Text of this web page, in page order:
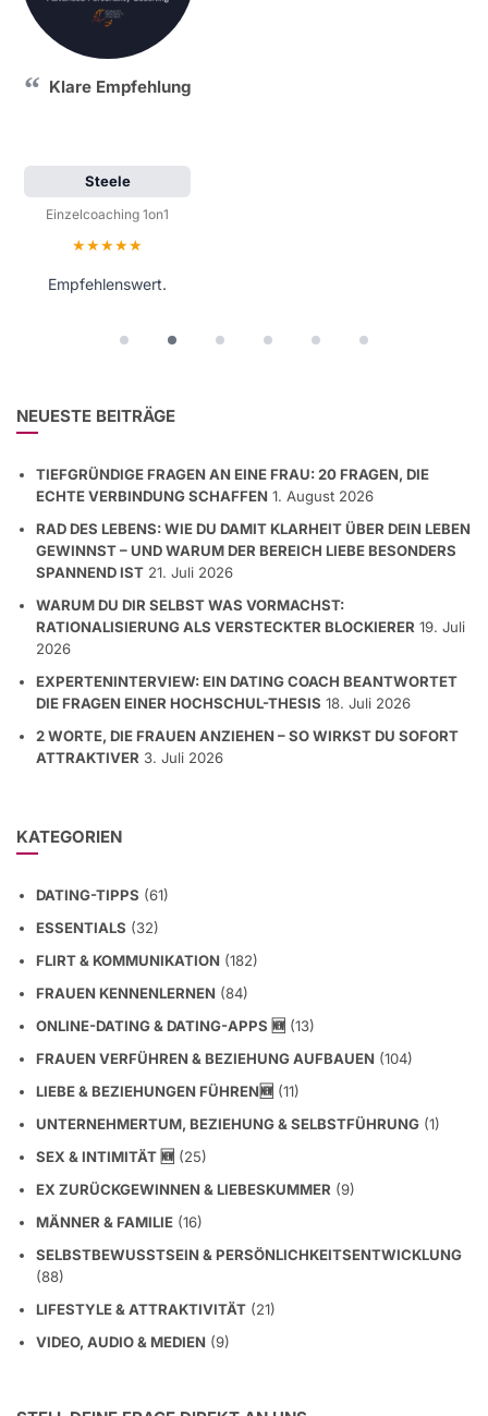
Klare Empfehlung
Steele
Einzelcoaching 1on1
Bewertung: 5 von 5 Sternen
Empfehlenswert.
NEUESTE BEITRÄGE
TIEFGRÜNDIGE FRAGEN AN EINE FRAU: 20 FRAGEN, DIE
ECHTE VERBINDUNG SCHAFFEN 1. August 2026
RAD DES LEBENS: WIE DU DAMIT KLARHEIT ÜBER DEIN LEBEN
GEWINNST – UND WARUM DER BEREICH LIEBE BESONDERS
SPANNEND IST 21. Juli 2026
WARUM DU DIR SELBST WAS VORMACHST:
RATIONALISIERUNG ALS VERSTECKTER BLOCKIERER 19. Juli
2026
EXPERTENINTERVIEW: EIN DATING COACH BEANTWORTET
DIE FRAGEN EINER HOCHSCHUL-THESIS 18. Juli 2026
2 WORTE, DIE FRAUEN ANZIEHEN – SO WIRKST DU SOFORT
ATTRAKTIVER 3. Juli 2026
KATEGORIEN
DATING-TIPPS (61)
ESSENTIALS (32)
FLIRT & KOMMUNIKATION (182)
FRAUEN KENNENLERNEN (84)
ONLINE-DATING & DATING-APPS 🆕 (13)
FRAUEN VERFÜHREN & BEZIEHUNG AUFBAUEN (104)
LIEBE & BEZIEHUNGEN FÜHREN🆕 (11)
UNTERNEHMERTUM, BEZIEHUNG & SELBSTFÜHRUNG (1)
SEX & INTIMITÄT 🆕 (25)
EX ZURÜCKGEWINNEN & LIEBESKUMMER (9)
MÄNNER & FAMILIE (16)
SELBSTBEWUSSTSEIN & PERSÖNLICHKEITSENTWICKLUNG
(88)
LIFESTYLE & ATTRAKTIVITÄT (21)
VIDEO, AUDIO & MEDIEN (9)